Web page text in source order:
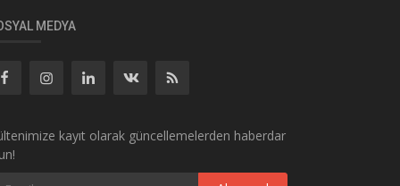
MEDYA
kayıt olarak güncellemelerden haberdar